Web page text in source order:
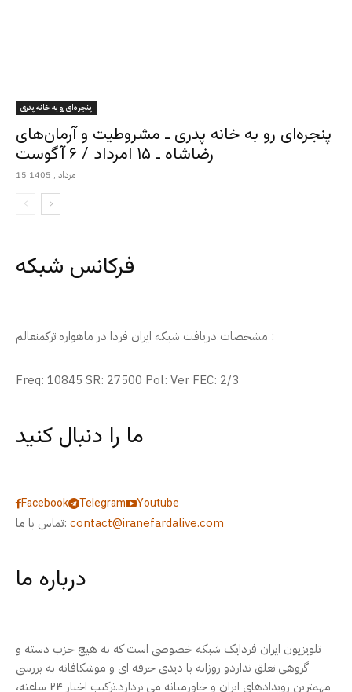
پنجره‌ای رو به خانه پدری
پنجره‌ای رو به خانه پدری ـ مشروطیت و آرمان‌های
رضاشاه ـ ۱۵ امرداد / ۶ آگوست
15 مرداد , 1405
فرکانس شبکه
مشخصات دریافت شبکه ایران فردا در ماهواره ترکمنعالم :
Freq: 10845 SR: 27500 Pol: Ver FEC: 2/3
ما را دنبال کنید
Facebook Telegram
Youtube
تماس با ما: contact@iranefardalive.com
درباره ما
تلویزیون ایران فردایک شبکه خصوصی است که به هیچ حزب دسته و
گروهی تعلق نداردو روزانه با دیدی حرفه ای و موشکافانه به بررسی
مهمترین رویدادهای ایران و خاورمیانه می پردازد.ترکیب اخبار ۲۴ ساعته،